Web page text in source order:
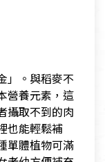
」。與稻麥不
營養元素，這
攝取不到的肉
也能輕鬆補
單體植物可滿